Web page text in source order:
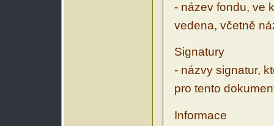
- název fondu, ve
vedena, včetně
Signatury
- názvy signatur,
pro tento
Informace